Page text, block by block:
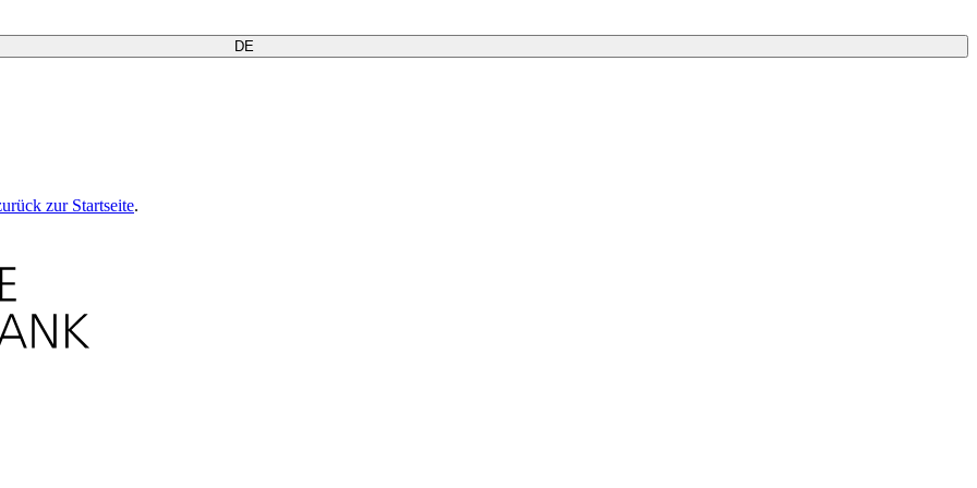
DE
zur Startseite.